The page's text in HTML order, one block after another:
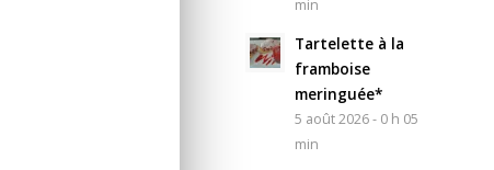
min
Tartelette à la
framboise
meringuée*
5 août 2026 - 0 h 05
min